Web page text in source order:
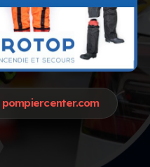
pompiercenter.com